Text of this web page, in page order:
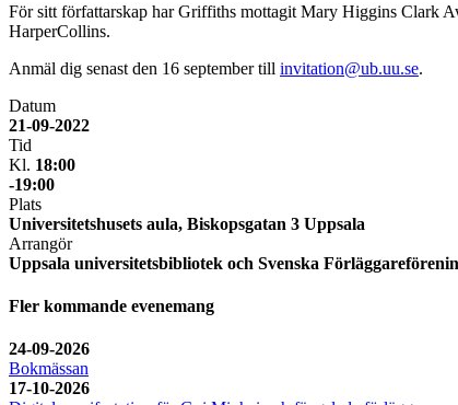
För sitt författarskap har Griffiths mottagit Mary Higgins Clark
HarperCollins.
Anmäl dig senast den 16 september till invitation@ub.uu.se.
Datum
21-09-2022
Tid
Kl. 18:00
-19:00
Plats
Universitetshusets aula, Biskopsgatan 3 Uppsala
Arrangör
Uppsala universitetsbibliotek och Svenska
Fler kommande evenemang
24-09-2026
Bokmässan
17-10-2026